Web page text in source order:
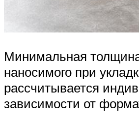
Минимальная
наносимого при
рассчитывается
зависимости от